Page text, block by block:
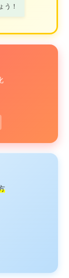
う！